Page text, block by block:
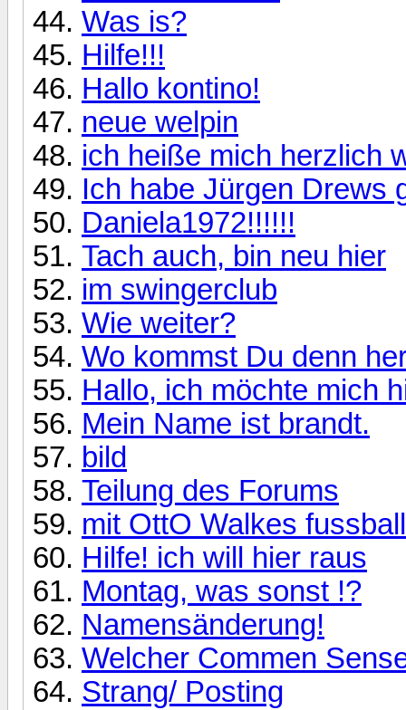
Was is?
Hilfe!!!
Hallo kontino!
neue welpin
ich heiße mich herzlich
Ich habe Jürgen Drews
Daniela1972!!!!!!
Tach auch, bin neu hier
im swingerclub
Wie weiter?
Wo kommst Du denn
Hallo, ich möchte mich
Mein Name ist brandt.
bild
Teilung des Forums
mit OttO Walkes
Hilfe! ich will hier raus
Montag, was sonst !?
Namensänderung!
Welcher Commen
Strang/ Posting